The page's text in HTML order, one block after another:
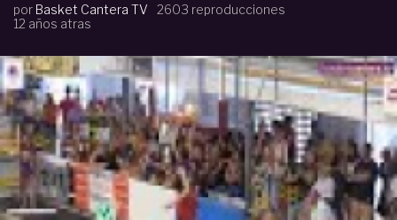
por Basket Cantera TV
2603 reproducciones
12 años atras